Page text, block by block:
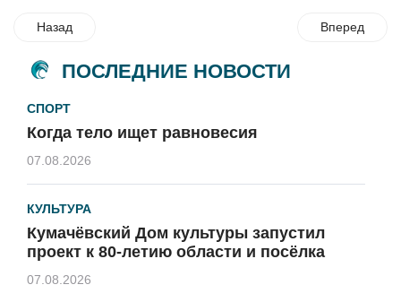
Назад Вперед
ПОСЛЕДНИЕ НОВОСТИ
СПОРТ
Когда тело ищет равновесия
07.08.2026
КУЛЬТУРА
Кумачёвский Дом культуры запустил
проект к 80-летию области и посёлка
07.08.2026